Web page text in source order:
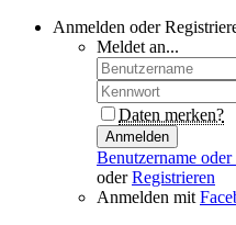
Anmelden oder
Meldet an...
Daten merken?
Anmelden
Benutzername
oderRegistrieren
Anmelden mit